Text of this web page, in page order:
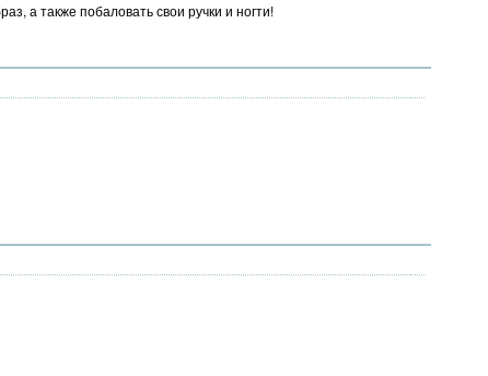
а также побаловать свои ручки и ногти!